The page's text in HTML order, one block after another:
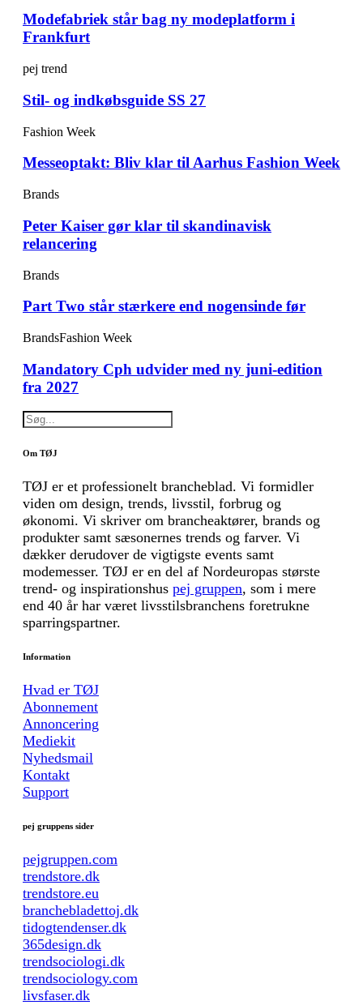
Modefabriek står bag ny modeplatform i
Frankfurt
pej trend
Stil- og indkøbsguide SS 27
Fashion Week
Messeoptakt: Bliv klar til Aarhus Fashion Week
Brands
Peter Kaiser gør klar til skandinavisk
relancering
Brands
Part Two står stærkere end nogensinde før
BrandsFashion Week
Mandatory Cph udvider med ny juni-edition
fra 2027
Om TØJ
TØJ er et professionelt brancheblad. Vi formidler
viden om design, trends, livsstil, forbrug og
økonomi. Vi skriver om brancheaktører, brands og
produkter samt sæsonernes trends og farver. Vi
dækker derudover de vigtigste events samt
modemesser. TØJ er en del af Nordeuropas største
trend- og inspirationshus pej gruppen, som i mere
end 40 år har været livsstilsbranchens foretrukne
sparringspartner.
Information
Hvad er TØJ
Abonnement
Annoncering
Mediekit
Nyhedsmail
Kontakt
Support
pej gruppens sider
pejgruppen.com
trendstore.dk
trendstore.eu
branchebladettoj.dk
tidogtendenser.dk
365design.dk
trendsociologi.dk
trendsociology.com
livsfaser.dk